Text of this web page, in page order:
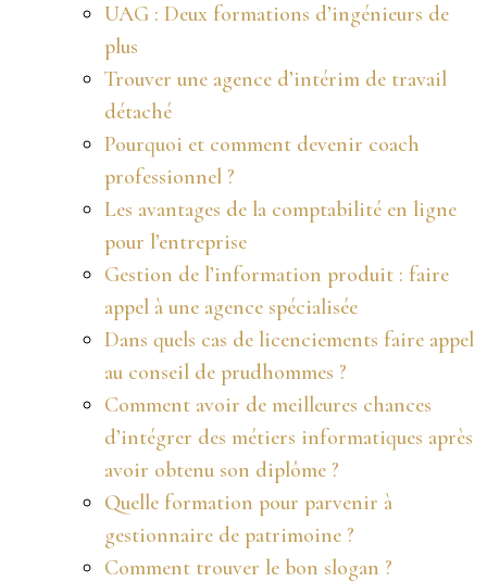
UAG : Deux formations d’ingénieurs de
plus
Trouver une agence d’intérim de travail
détaché
Pourquoi et comment devenir coach
professionnel ?
Les avantages de la comptabilité en ligne
pour l’entreprise
Gestion de l’information produit : faire
appel à une agence spécialisée
Dans quels cas de licenciements faire appel
au conseil de prudhommes ?
Comment avoir de meilleures chances
d’intégrer des métiers informatiques après
avoir obtenu son diplôme ?
Quelle formation pour parvenir à
gestionnaire de patrimoine ?
Comment trouver le bon slogan ?